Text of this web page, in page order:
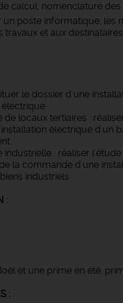
calcul, nomenclature
poste informatique,
et aux
le dossier d'une
locaux tertiaires :
électrique d'un
: réaliser
la commande d'une
industriels
:
et une prime en été,
: